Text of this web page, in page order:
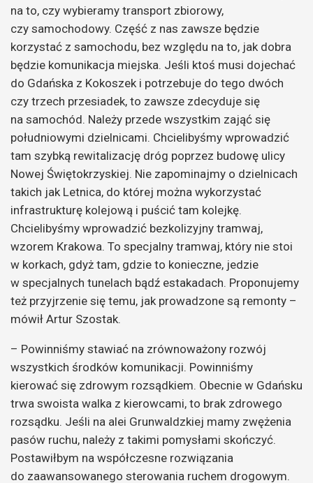
na to, czy wybieramy transport zbiorowy,
czy samochodowy. Część z nas zawsze będzie
korzystać z samochodu, bez względu na to, jak dobra
będzie komunikacja miejska. Jeśli ktoś musi dojechać
do Gdańska z Kokoszek i potrzebuje do tego dwóch
czy trzech przesiadek, to zawsze zdecyduje się
na samochód. Należy przede wszystkim zająć się
południowymi dzielnicami. Chcielibyśmy wprowadzić
tam szybką rewitalizację dróg poprzez budowę ulicy
Nowej Świętokrzyskiej. Nie zapominajmy o dzielnicach
takich jak Letnica, do której można wykorzystać
infrastrukturę kolejową i puścić tam kolejkę.
Chcielibyśmy wprowadzić bezkolizyjny tramwaj,
wzorem Krakowa. To specjalny tramwaj, który nie stoi
w korkach, gdyż tam, gdzie to konieczne, jedzie
w specjalnych tunelach bądź estakadach. Proponujemy
też przyjrzenie się temu, jak prowadzone są remonty –
mówił Artur Szostak.
– Powinniśmy stawiać na zrównoważony rozwój
wszystkich środków komunikacji. Powinniśmy
kierować się zdrowym rozsądkiem. Obecnie w Gdańsku
trwa swoista walka z kierowcami, to brak zdrowego
rozsądku. Jeśli na alei Grunwaldzkiej mamy zwężenia
pasów ruchu, należy z takimi pomysłami skończyć.
Postawiłbym na współczesne rozwiązania
do zaawansowanego sterowania ruchem drogowym.